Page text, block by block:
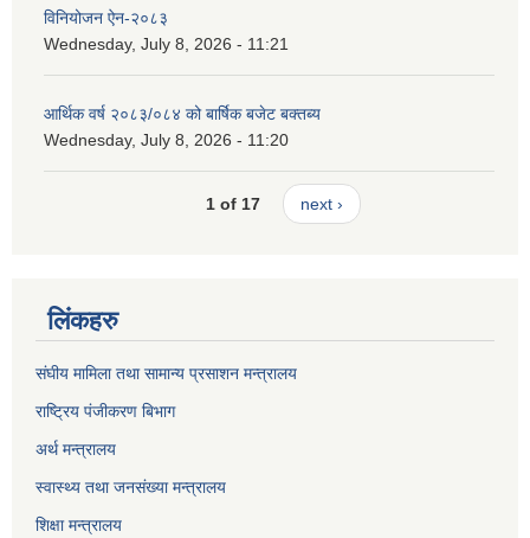
विनियोजन ऐन-२०८३
Wednesday, July 8, 2026 - 11:21
आर्थिक वर्ष २०८३/०८४ को बार्षिक बजेट बक्तब्य
Wednesday, July 8, 2026 - 11:20
1 of 17 next ›
लिंकहरु
संघीय मामिला तथा सामान्य प्रसाशन मन्त्रालय
राष्ट्रिय पंजीकरण बिभाग
अर्थ मन्त्रालय
स्वास्थ्य तथा जनसंख्या मन्त्रालय
शिक्षा मन्त्रालय